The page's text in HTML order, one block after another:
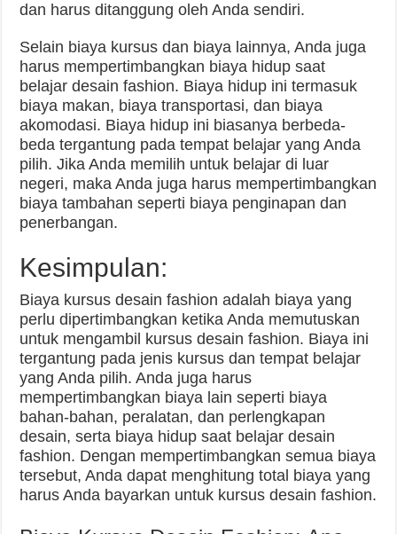
dan harus ditanggung oleh Anda sendiri.
Selain biaya kursus dan biaya lainnya, Anda juga
harus mempertimbangkan biaya hidup saat
belajar desain fashion. Biaya hidup ini termasuk
biaya makan, biaya transportasi, dan biaya
akomodasi. Biaya hidup ini biasanya berbeda-
beda tergantung pada tempat belajar yang Anda
pilih. Jika Anda memilih untuk belajar di luar
negeri, maka Anda juga harus mempertimbangkan
biaya tambahan seperti biaya penginapan dan
penerbangan.
Kesimpulan:
Biaya kursus desain fashion adalah biaya yang
perlu dipertimbangkan ketika Anda memutuskan
untuk mengambil kursus desain fashion. Biaya ini
tergantung pada jenis kursus dan tempat belajar
yang Anda pilih. Anda juga harus
mempertimbangkan biaya lain seperti biaya
bahan-bahan, peralatan, dan perlengkapan
desain, serta biaya hidup saat belajar desain
fashion. Dengan mempertimbangkan semua biaya
tersebut, Anda dapat menghitung total biaya yang
harus Anda bayarkan untuk kursus desain fashion.